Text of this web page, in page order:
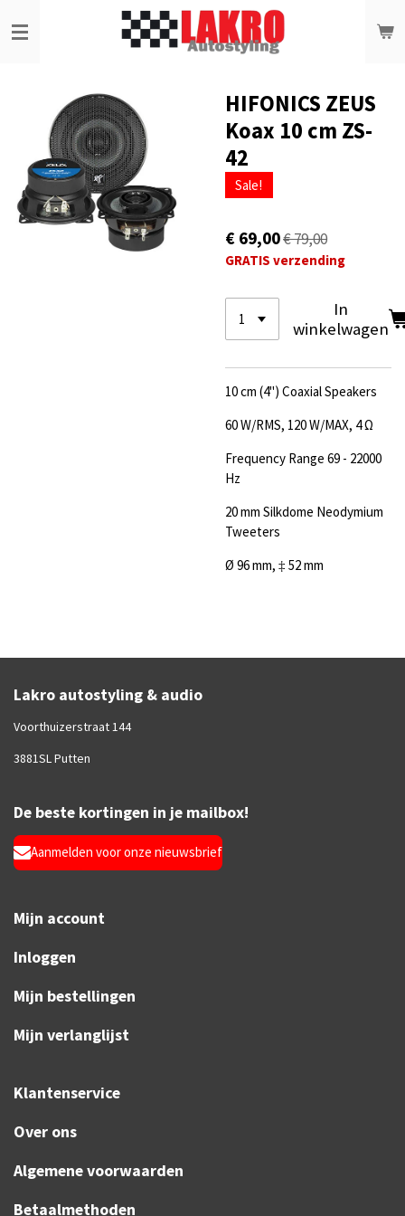
direct
hoofdinhoud
HIFONICS ZEUS
Koax 10 cm ZS-
42
Sale!
€ 69,00€ 79,00
GRATIS verzending
In
winkelwagen
10 cm (4") Coaxial Speakers
60 W/RMS, 120 W/MAX, 4 Ω
Frequency Range 69 - 22000
Hz
20 mm Silkdome Neodymium
Tweeters
Ø 96 mm, ‡ 52 mm
Lakro autostyling & audio
Voorthuizerstraat 144
3881SL Putten
De beste kortingen in je mailbox!
Aanmelden voor onze nieuwsbrief
Mijn account
Inloggen
Mijn bestellingen
Mijn verlanglijst
Klantenservice
Over ons
Algemene voorwaarden
Betaalmethoden